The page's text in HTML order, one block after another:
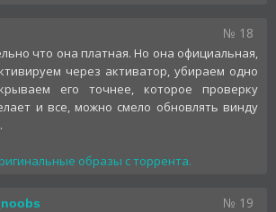
№ 18
что она платная. Но она официальная,
через активатор, убираем одно
его точнее, которое проверку
и все, можно смело обновлять винду
образы с торрента.
№ 19